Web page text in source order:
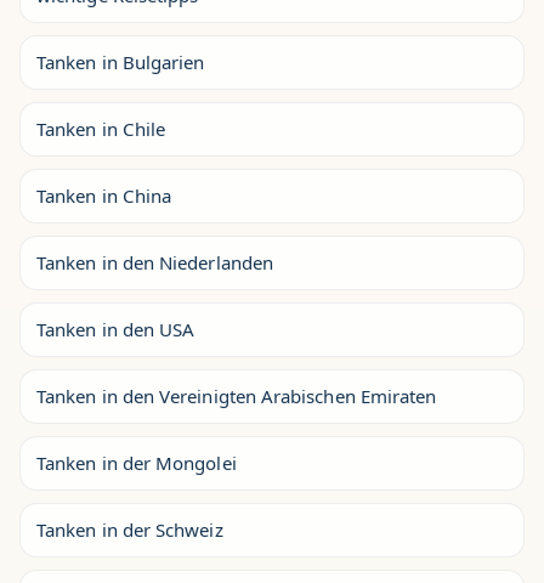
Tanken in Bulgarien
Tanken in Chile
Tanken in China
Tanken in den Niederlanden
Tanken in den USA
Tanken in den Vereinigten Arabischen Emiraten
Tanken in der Mongolei
Tanken in der Schweiz